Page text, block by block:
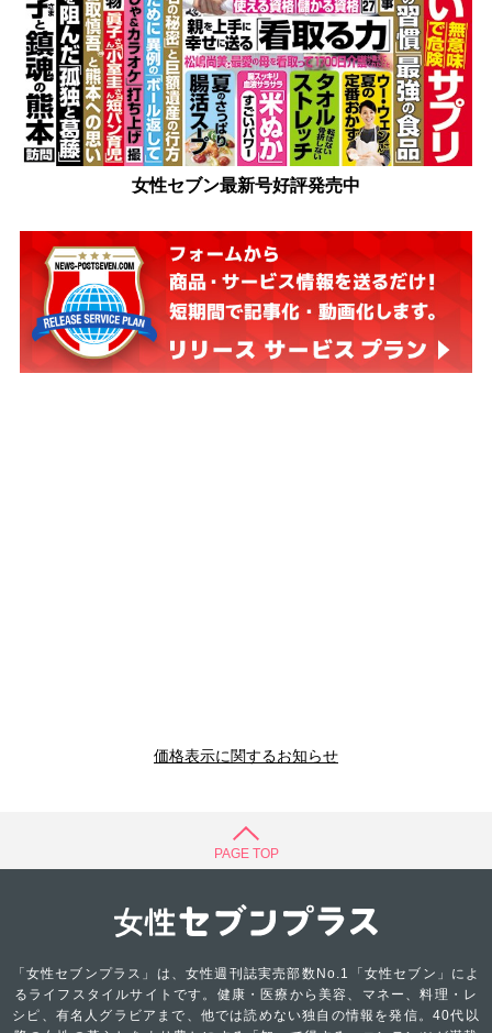
女性セブン最新号好評発売中
価格表示に関するお知らせ
PAGE TOP
「女性セブンプラス」は、女性週刊誌実売部数No.1「女性セブン」によ
るライフスタイルサイトです。健康・医療から美容、マネー、料理・レ
シピ、有名人グラビアまで、他では読めない独自の情報を発信。40代以